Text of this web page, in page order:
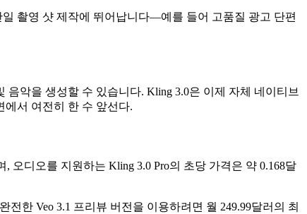
촬영 샷 제작에 뛰어납니다—예를 들어 고품질 광고 단편
악을 생성할 수 있습니다. Kling 3.0은 이제 자체 네이티브
에서 여전히 한 수 앞선다.
오디오를 지원하는 Kling 3.0 Pro의 초당 가격은 약 0.168달
한 Veo 3.1 프리뷰 버전을 이용하려면 월 249.99달러의 최